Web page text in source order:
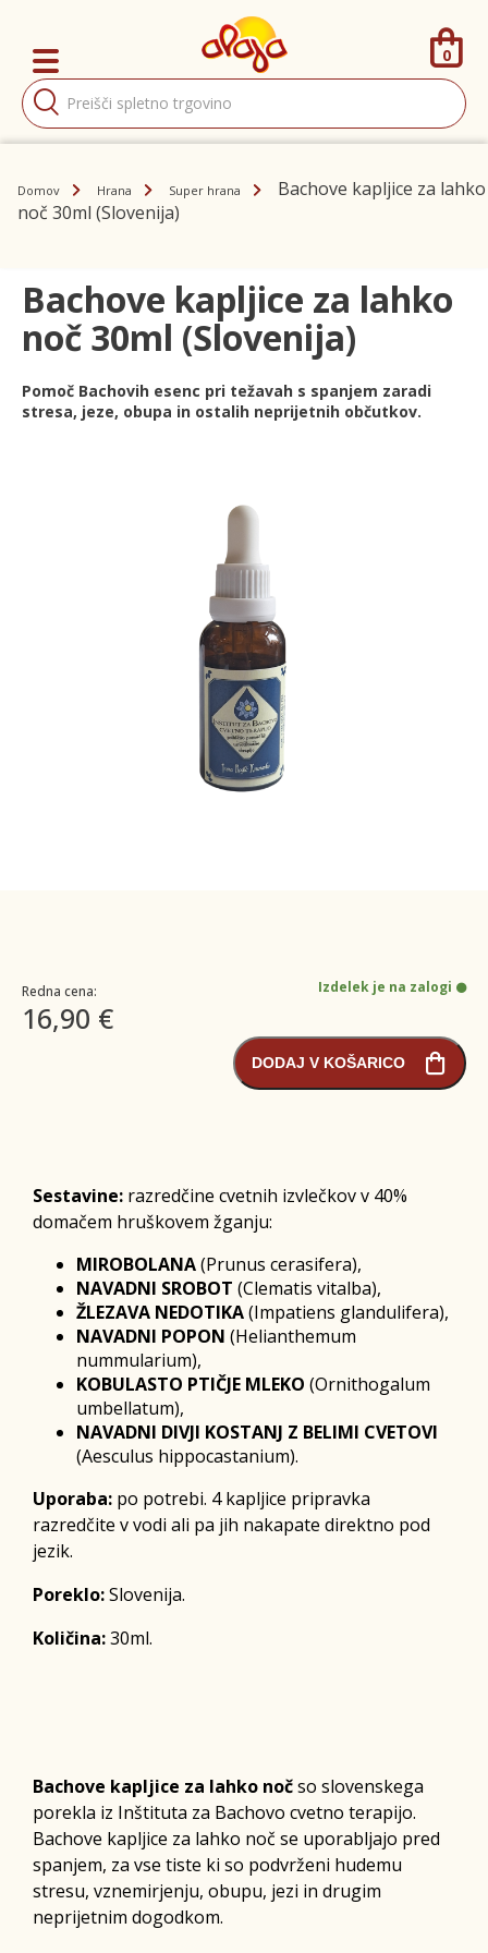
Products
search
0
Domov Hrana Super hrana
Bachove kapljice za lahko
noč 30ml (Slovenija)
Bachove kapljice za lahko
noč 30ml (Slovenija)
Pomoč Bachovih esenc pri težavah s spanjem zaradi
stresa, jeze, obupa in ostalih neprijetnih občutkov.
Redna cena:
16,90 €
Izdelek je na zalogi
DODAJ V KOŠARICO
Sestavine: razredčine cvetnih izvlečkov v 40%
domačem hruškovem žganju:
MIROBOLANA(Prunus cerasifera),
NAVADNI SROBOT (Clematis vitalba),
ŽLEZAVA NEDOTIKA(Impatiens glandulifera),
NAVADNI POPON (Helianthemum
nummularium),
KOBULASTO PTIČJE MLEKO (Ornithogalum
umbellatum),
NAVADNI DIVJI KOSTANJ Z BELIMI CVETOVI
(Aesculus hippocastanium).
Uporaba: po potrebi. 4 kapljice pripravka
razredčite v vodi ali pa jih nakapate direktno pod
jezik.
Poreklo:Slovenija.
Količina:30ml.
Bachove kapljice za lahko nočso slovenskega
porekla iz Inštituta za Bachovo cvetno terapijo.
Bachove kapljice za lahko noč se uporabljajo pred
spanjem, za vse tiste ki so podvrženi hudemu
stresu, vznemirjenju, obupu, jezi in drugim
neprijetnim dogodkom.